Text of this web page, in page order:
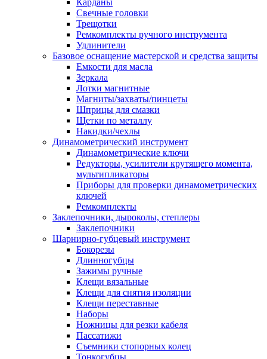
Карданы
Свечные головки
Трещотки
Ремкомплекты ручного инструмента
Удлинители
Базовое оснащение мастерской и средства защиты
Емкости для масла
Зеркала
Лотки магнитные
Магниты/захваты/пинцеты
Шприцы для смазки
Щетки по металлу
Накидки/чехлы
Динамометрический инструмент
Динамометрические ключи
Редукторы, усилители крутящего момента,
мультипликаторы
Приборы для проверки динамометрических
ключей
Ремкомплекты
Заклепочники, дыроколы, степлеры
Заклепочники
Шарнирно-губцевый инструмент
Бокорезы
Длинногубцы
Зажимы ручные
Клещи вязальные
Клещи для снятия изоляции
Клещи переставные
Наборы
Ножницы для резки кабеля
Пассатижи
Съемники стопорных колец
Тонкогубцы